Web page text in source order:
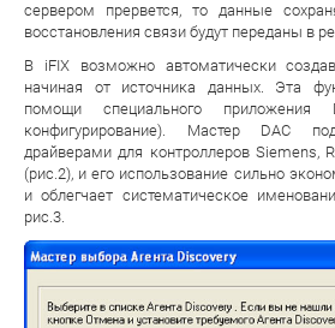
сервером прервется, то данные
восстановления связи будут переданы в
В iFIX возможно автоматически
начиная от источника данных. Эта
помощи специального приложения
конфигурирование). Мастер DAC
драйверами для контроллеров Siemens,
(рис.2), и его использование сильно
и облегчает систематическое
рис.3.